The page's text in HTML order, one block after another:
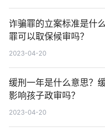
诈骗罪的立案标准是什
罪可以取保候审吗？
2023-04-20
缓刑一年是什么意思？
影响孩子政审吗？
2023-04-20